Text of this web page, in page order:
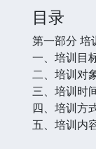
目录
第一部分 培
一、培训目
二、培训对
三、培训时
四、培训方
五、培训内